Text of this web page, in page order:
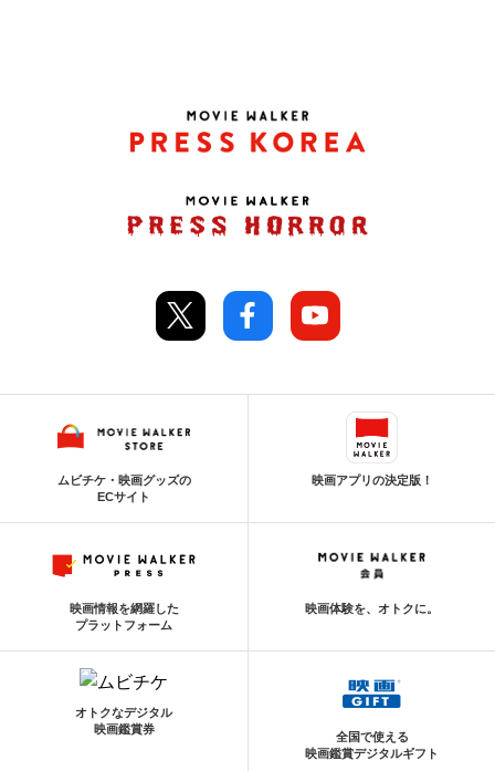
ムビチケ・映画グッズの
ECサイト
映画アプリの決定版！
映画情報を網羅した
プラットフォーム
映画体験を、オトクに。
オトクなデジタル
映画鑑賞券
全国で使える
映画鑑賞デジタルギフト